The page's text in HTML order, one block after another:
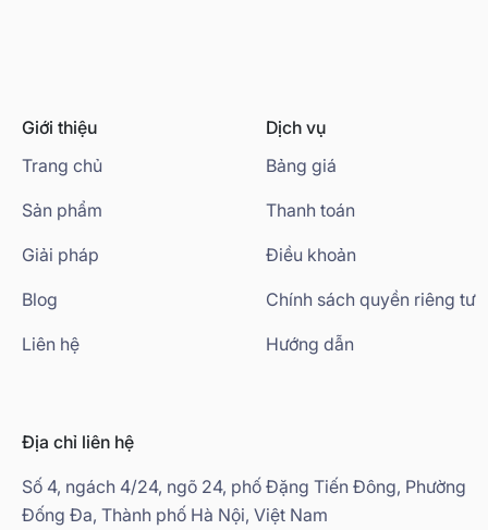
Giới thiệu
Trang chủ
Sản phẩm
Giải pháp
Blog
Liên hệ
Dịch vụ
Bảng giá
Thanh toán
Điều khoản
Chính sách quyền riêng tư
Hướng dẫn
Địa chỉ liên hệ
Số 4, ngách 4/24, ngõ 24, phố Đặng Tiến Đông, Phường
Đống Đa, Thành phố Hà Nội, Việt Nam